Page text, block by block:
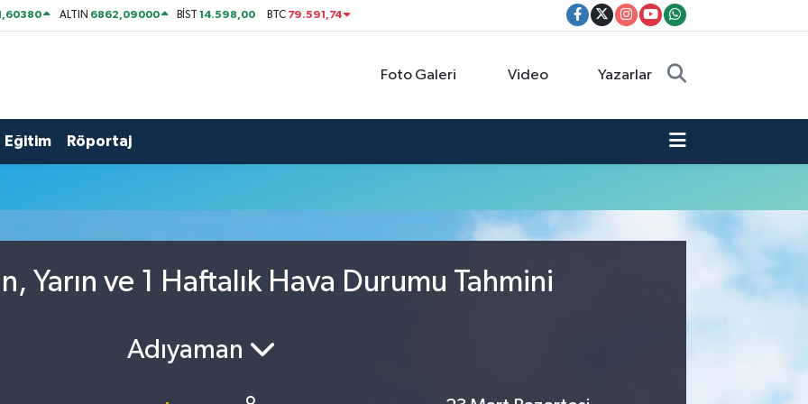
ALTIN 6862,09000 BİST14.598,00 BTC 79.591,74
Foto Galeri Video Yazarlar
Eğitim Röportaj
Yarın ve 1 Haftalık Hava Durumu Tahmini
Adıyaman